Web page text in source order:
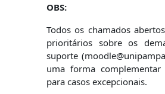
OBS:
Todos os chamados
prioritários sobre os
suporte
uma forma complementar
para casos excepcionais.